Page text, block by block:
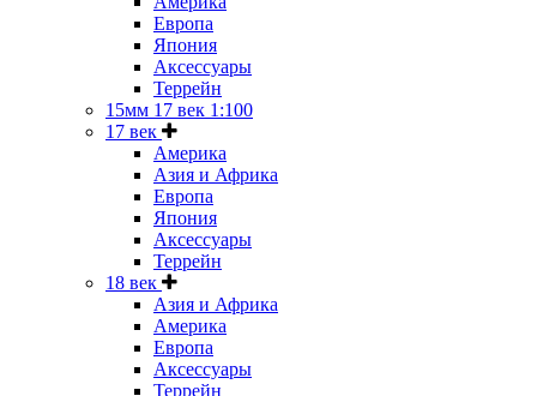
Европа
Япония
Аксессуары
Террейн
15мм 17 век 1:100
17 век
Америка
Азия и Африка
Европа
Япония
Аксессуары
Террейн
18 век
Азия и Африка
Америка
Европа
Аксессуары
Террейн